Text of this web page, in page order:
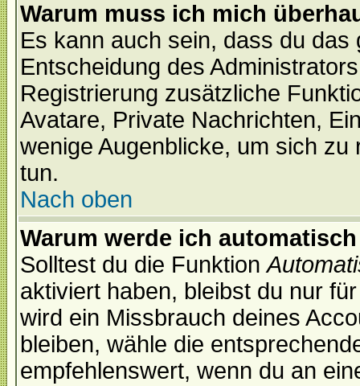
Warum muss ich mich
Es kann auch sein, dass du
Entscheidung des
Registrierung zusätzliche
Avatare, Private Nachrichten,
wenige Augenblicke, um sich
tun.
Nach oben
Warum werde ich
Solltest du die Funktion
aktiviert haben, bleibst du nur
wird ein Missbrauch deines
bleiben, wähle die
empfehlenswert, wenn du an